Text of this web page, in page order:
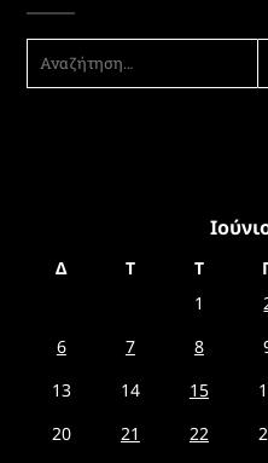
ΑΝΑΖΉΤΗΣΗ
ΓΙΑ:
Δ Τ Τ
1
6
7 8
13
14 15
20
21 22